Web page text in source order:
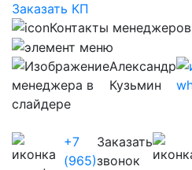
Заказать КП
Контакты менеджеров
Александр
Кузьмин
+7
(965)
Заказать
звонок